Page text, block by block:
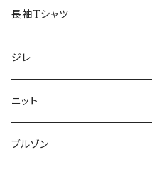
50/XL～
48/L
50/XL～
46/M
48/L
50/XL～
～44/S
46/M
48/L
50/XL～
長袖Tシャツ
～44/S
46/M
48/L
ジレ
～44/S
46/M
ニット
～44/S
ブルゾン